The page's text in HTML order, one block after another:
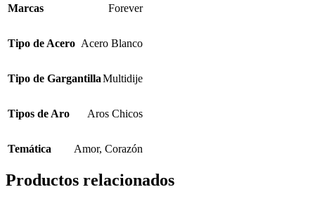
Marcas
Forever
Tipo de Acero Acero Blanco
Tipo de GargantillaMultidije
Tipos de Aro Aros Chicos
Temática Amor, Corazón
Productos relacionados